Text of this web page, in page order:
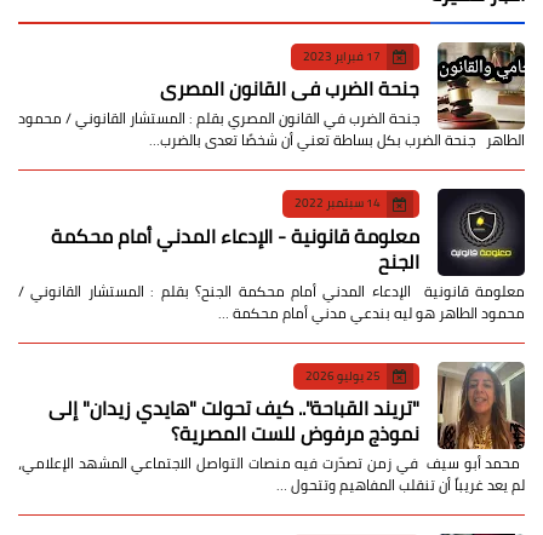
17 فبراير 2023
جنحة الضرب في القانون المصري
جنحة الضرب في القانون المصري بقلم : المستشار القانوني / محمود
الطاهر جنحة الضرب بكل بساطة تعني أن شخصًا تعدى بالضرب…
14 سبتمبر 2022
معلومة قانونية - الإدعاء المدني أمام محكمة
الجنح
معلومة قانونية الإدعاء المدني أمام محكمة الجنح؟ بقلم : المستشار القانوني /
محمود الطاهر هو ليه بندعي مدني أمام محكمة …
25 يوليو 2026
​"تريند القباحة".. كيف تحولت "هايدي زيدان" إلى
نموذج مرفوض للست المصرية؟
​ محمد أبو سيف ​في زمن تصدّرت فيه منصات التواصل الاجتماعي المشهد الإعلامي،
لم يعد غريباً أن تنقلب المفاهيم وتتحول …